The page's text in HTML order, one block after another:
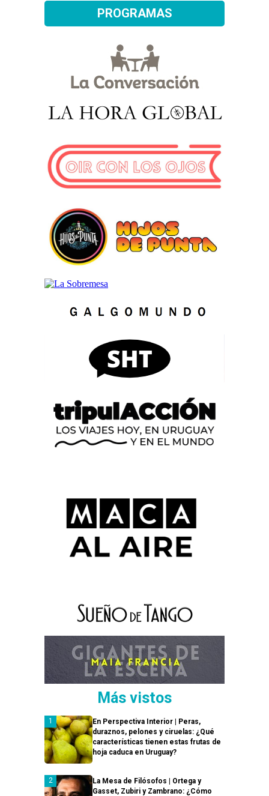
PROGRAMAS
Más vistos
En Perspectiva Interior | Peras,
duraznos, pelones y ciruelas: ¿Qué
características tienen estas frutas de
hoja caduca en Uruguay?
La Mesa de Filósofos | Ortega y
Gasset, Zubiri y Zambrano: ¿Cómo